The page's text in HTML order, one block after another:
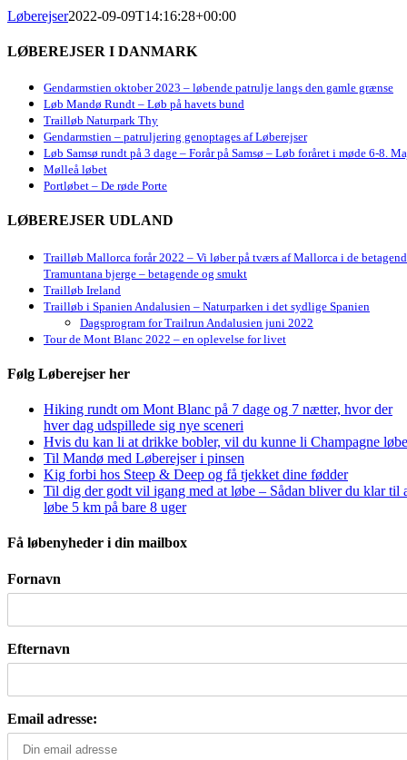
Løberejser2022-09-09T14:16:28+00:00
LØBEREJSER I DANMARK
Gendarmstien oktober 2023 – løbende patrulje langs den gamle grænse
Løb Mandø Rundt – Løb på havets bund
Trailløb Naturpark Thy
Gendarmstien – patruljering genoptages af Løberejser
Løb Samsø rundt på 3 dage – Forår på Samsø – Løb foråret i møde 6-8.
Mølleå løbet
Portløbet – De røde Porte
LØBEREJSER UDLAND
Trailløb Mallorca forår 2022 – Vi løber på tværs af Mallorca i de
Tramuntana bjerge – betagende og smukt
Trailløb Ireland
Trailløb i Spanien Andalusien – Naturparken i det sydlige Spanien
Dagsprogram for Trailrun Andalusien juni 2022
Tour de Mont Blanc 2022 – en oplevelse for livet
Følg Løberejser her
Hiking rundt om Mont Blanc på 7 dage og 7 nætter, hvor der
hver dag udspillede sig nye sceneri
Hvis du kan li at drikke bobler, vil du kunne li Champagne
Til Mandø med Løberejser i pinsen
Kig forbi hos Steep & Deep og få tjekket dine fødder
Til dig der godt vil igang med at løbe – Sådan bliver du klar til
løbe 5 km på bare 8 uger
Få løbenyheder i din mailbox
Fornavn
Efternavn
Email adresse: